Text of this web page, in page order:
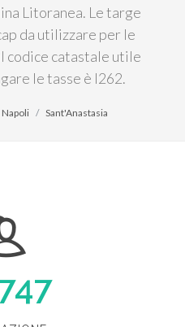
Litoranea. Le targe
da utilizzare per le
codice catastale utile
le tasse è I262.
Napoli Sant'Anastasia